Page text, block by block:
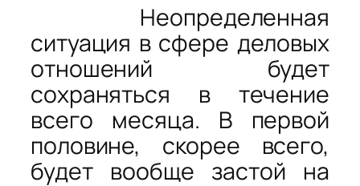
Неопределенная
ситуация в сфере деловых
отношений будет
сохраняться в течение
всего месяца. В первой
половине, скорее всего,
будет вообще застой на